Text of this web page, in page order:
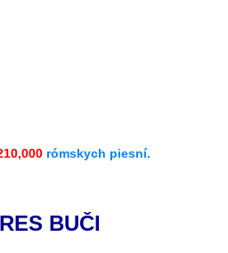
rómskych piesní.
BUČI